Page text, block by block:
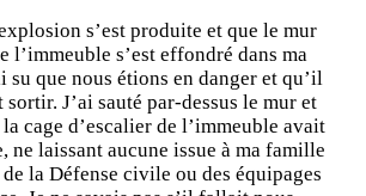
s’est produite et que le mur
l’immeuble s’est effondré dans ma
su que nous étions en danger et qu’il
J’ai sauté par-dessus le mur et
cage d’escalier de l’immeuble avait
ne laissant aucune issue à ma famille
de la Défense civile ou des équipages